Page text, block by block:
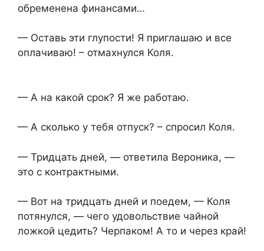
обременена финансами…
— Оставь эти глупости! Я приглашаю и все
оплачиваю! – отмахнулся Коля.
— А на какой срок? Я же работаю.
— А сколько у тебя отпуск? – спросил Коля.
— Тридцать дней, — ответила Вероника, —
это с контрактными.
— Вот на тридцать дней и поедем, — Коля
потянулся, — чего удовольствие чайной
ложкой цедить? Черпаком! А то и через край!